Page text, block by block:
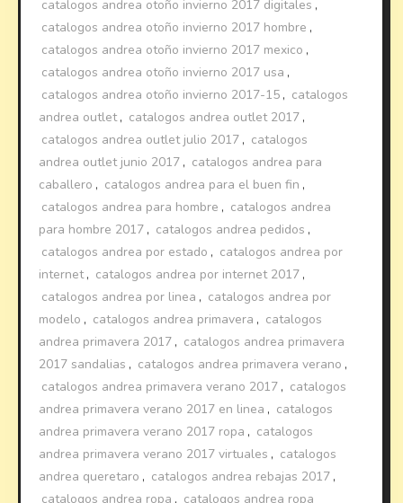
catalogos andrea otoño invierno 2017 digitales ,
catalogos andrea otoño invierno 2017 hombre ,
catalogos andrea otoño invierno 2017 mexico ,
catalogos andrea otoño invierno 2017 usa ,
catalogos andrea otoño invierno 2017-15 , catalogos
andrea outlet, catalogos andrea outlet 2017 ,
catalogos andrea outlet julio 2017 , catalogos
andrea outlet junio 2017 , catalogos andrea para
caballero , catalogos andrea para el buen fin ,
catalogos andrea para hombre , catalogos andrea
para hombre 2017 , catalogos andrea pedidos ,
catalogos andrea por estado , catalogos andrea por
internet, catalogos andrea por internet 2017 ,
catalogos andrea por linea , catalogos andrea por
modelo , catalogos andrea primavera , catalogos
andrea primavera 2017 , catalogos andrea primavera
2017 sandalias , catalogos andrea primavera verano ,
catalogos andrea primavera verano 2017 , catalogos
andrea primavera verano 2017 en linea , catalogos
andrea primavera verano 2017 ropa , catalogos
andrea primavera verano 2017 virtuales , catalogos
andrea queretaro , catalogos andrea rebajas 2017 ,
catalogos andrea ropa , catalogos andrea ropa